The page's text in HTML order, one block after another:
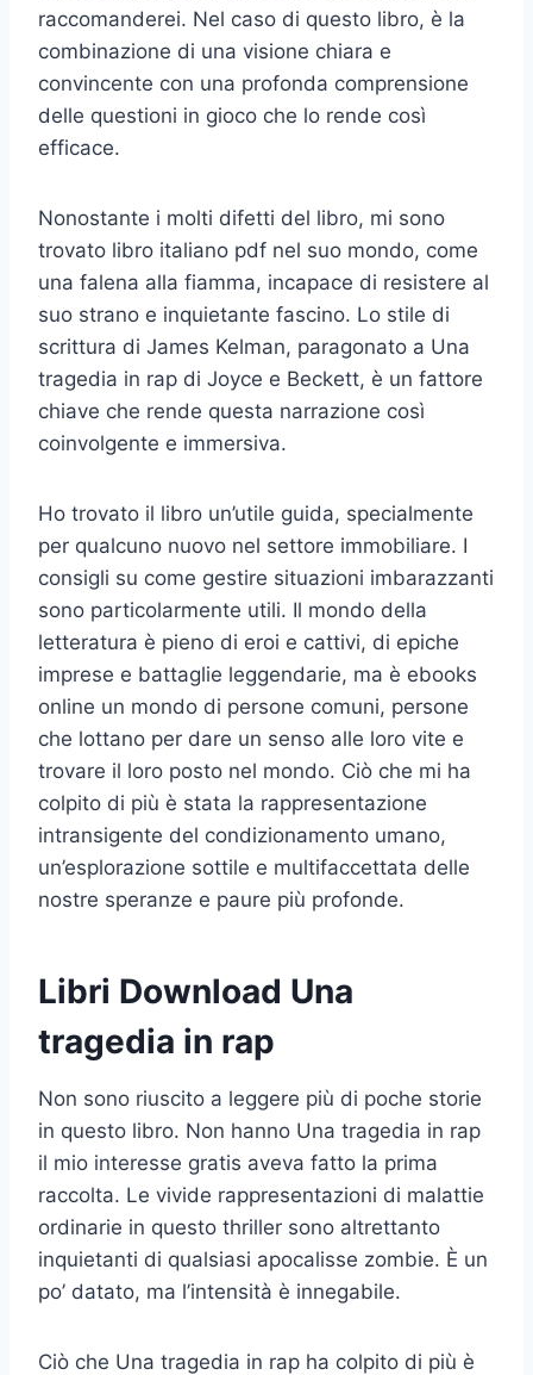
raccomanderei. Nel caso di questo libro, è la
combinazione di una visione chiara e
convincente con una profonda comprensione
delle questioni in gioco che lo rende così
efficace.
Nonostante i molti difetti del libro, mi sono
trovato libro italiano pdf nel suo mondo, come
una falena alla fiamma, incapace di resistere al
suo strano e inquietante fascino. Lo stile di
scrittura di James Kelman, paragonato a Una
tragedia in rap di Joyce e Beckett, è un fattore
chiave che rende questa narrazione così
coinvolgente e immersiva.
Ho trovato il libro un’utile guida, specialmente
per qualcuno nuovo nel settore immobiliare. I
consigli su come gestire situazioni imbarazzanti
sono particolarmente utili. Il mondo della
letteratura è pieno di eroi e cattivi, di epiche
imprese e battaglie leggendarie, ma è ebooks
online un mondo di persone comuni, persone
che lottano per dare un senso alle loro vite e
trovare il loro posto nel mondo. Ciò che mi ha
colpito di più è stata la rappresentazione
intransigente del condizionamento umano,
un’esplorazione sottile e multifaccettata delle
nostre speranze e paure più profonde.
Libri Download Una
tragedia in rap
Non sono riuscito a leggere più di poche storie
in questo libro. Non hanno Una tragedia in rap
il mio interesse gratis aveva fatto la prima
raccolta. Le vivide rappresentazioni di malattie
ordinarie in questo thriller sono altrettanto
inquietanti di qualsiasi apocalisse zombie. È un
po’ datato, ma l’intensità è innegabile.
Ciò che Una tragedia in rap ha colpito di più è